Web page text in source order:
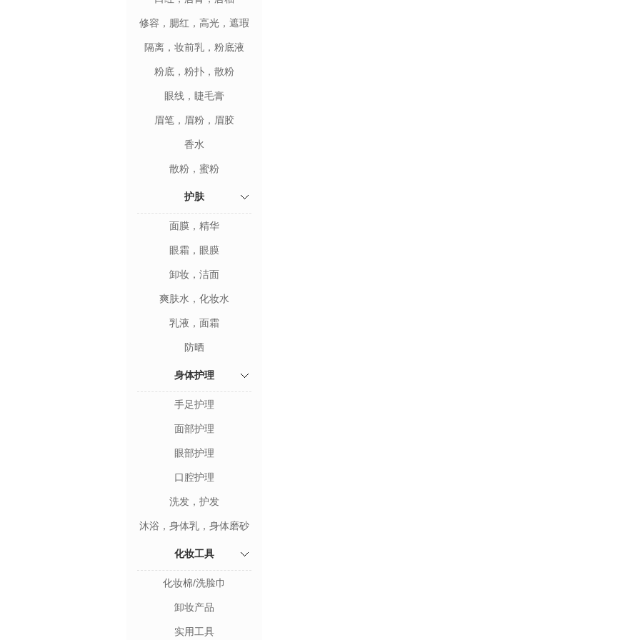
修容，腮红，高光，遮瑕
隔离，妆前乳，粉底液
粉底，粉扑，散粉
眼线，睫毛膏
眉笔，眉粉，眉胶
香水
散粉，蜜粉
护肤
面膜，精华
眼霜，眼膜
卸妆，洁面
爽肤水，化妆水
乳液，面霜
防晒
身体护理
手足护理
面部护理
眼部护理
口腔护理
洗发，护发
沐浴，身体乳，身体磨砂
化妆工具
化妆棉/洗脸巾
卸妆产品
实用工具